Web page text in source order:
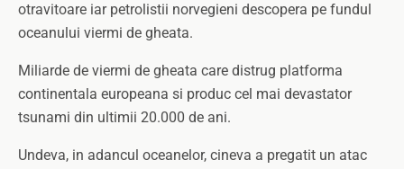
otravitoare iar petrolistii norvegieni descopera pe fundul
oceanului viermi de gheata.
Miliarde de viermi de gheata care distrug platforma
continentala europeana si produc cel mai devastator
tsunami din ultimii 20.000 de ani.
Undeva, in adancul oceanelor, cineva a pregatit un atac